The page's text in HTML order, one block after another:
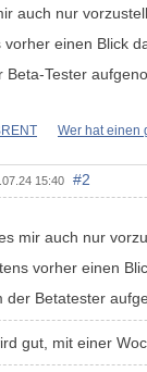
auch nur
vorher einen Blick
Beta-Tester
Wer hat einen
15:40 #2
mir auch nur
vorher einen
der Betatester
gut, mit einer